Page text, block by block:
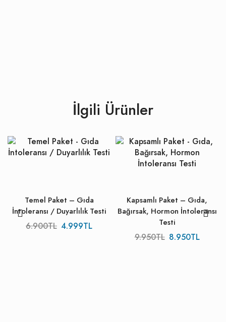
İlgili Ürünler
Temel Paket – Gıda
İntoleransı / Duyarlılık Testi
6.900TL 4.999TL
Kapsamlı Paket – Gıda,
Bağırsak, Hormon İntoleransı
Testi
9.950TL 8.950TL